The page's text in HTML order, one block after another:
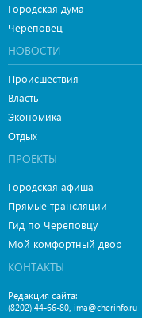
Городская дума
Череповец
НОВОСТИ
Происшествия
Власть
Экономика
Отдых
ПРОЕКТЫ
Городская афиша
Прямые трансляции
Гид по Череповцу
Мой комфортный двор
КОНТАКТЫ
Редакция сайта:
(8202) 44-66-80 ima@cherinfo.ru